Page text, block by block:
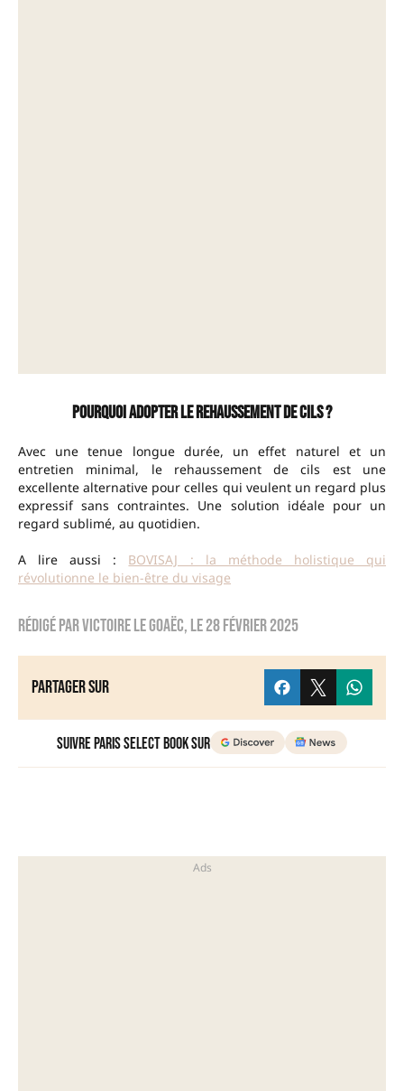
Pourquoi adopter le rehaussement de cils ?
Avec une tenue longue durée, un effet naturel et un
entretien minimal, le rehaussement de cils est une
excellente alternative pour celles qui veulent un regard plus
expressif sans contraintes. Une solution idéale pour un
regard sublimé, au quotidien.
A lire aussi : BOVISAJ : la méthode holistique qui
révolutionne le bien-être du visage
Rédigé parVictoire Le Goaëc, le28 février 2025
Partager sur
Suivre Paris Select Book sur